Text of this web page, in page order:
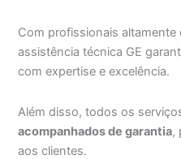
Com profissionais altamente
assistência técnica GE
com expertise e excelência.
Além disso, todos os
acompanhados de garantia,
aos clientes.